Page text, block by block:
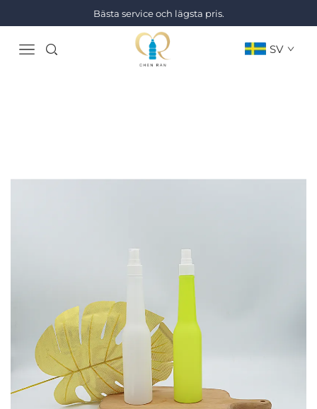
Bästa service och lägsta pris.
SV